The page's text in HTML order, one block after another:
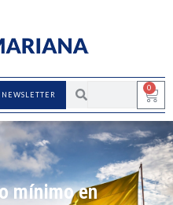
0
NEWSLETTER
mínimo en